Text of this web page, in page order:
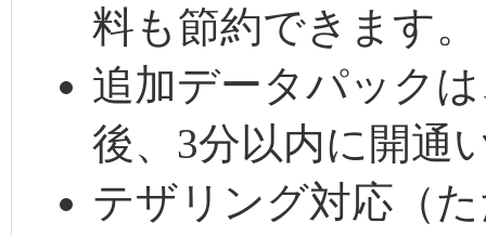
料も節約できます。
追加データパック
後、3分以内に開通
テザリング対応（